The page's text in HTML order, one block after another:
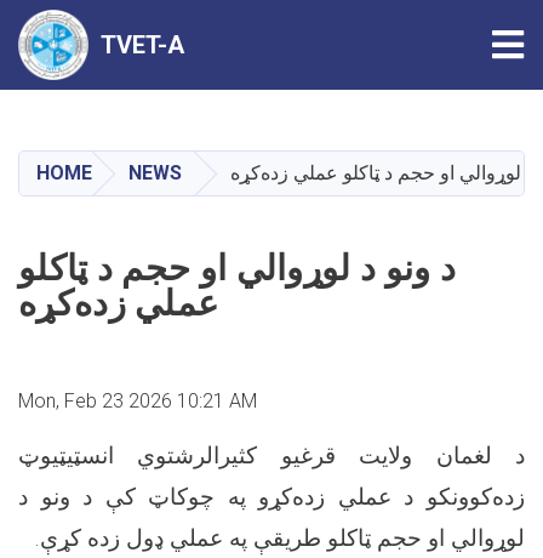
main
content
TVET-A
HOME NEWS د لوړوالي او حجم د ټاکلو عملي زده‌کړه
د ونو د لوړوالي او حجم د ټاکلو
عملي زده‌کړه
Mon, Feb 23 2026 10:21 AM
د لغمان ولایت قرغیو کثیرالرشتوي انسټیټیوټ
زده‌کوونکو د عملي زده‌کړو په چوکاټ کې د ونو د
لوړوالي او حجم ټاکلو طریقې په عملي ډول زده کړې.